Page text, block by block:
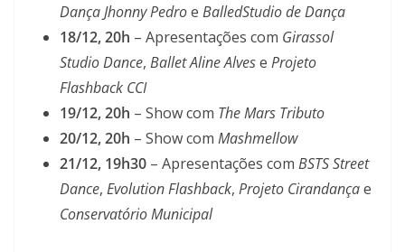
Dança Jhonny Pedroe BalledStudio de Dança
18/12, 20h – Apresentações com Girassol
Studio Dance, Ballet Aline Alvese Projeto
Flashback CCI
19/12, 20h – Show com The Mars Tributo
20/12, 20h – Show com Mashmellow
21/12, 19h30 – Apresentações com BSTS Street
Dance, Evolution Flashback, Projeto Cirandançae
Conservatório Municipal